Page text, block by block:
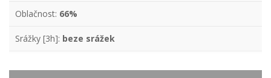
Oblačnost: 66%
Srážky [3h]: beze srážek